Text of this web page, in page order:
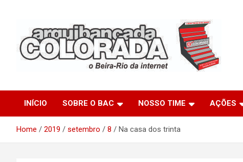
Arquibancada Colorada
INÍCIO SOBRE O BAC NOSSO TIME AÇÕES
Home 2019 setembro 8 Na casa dos trinta